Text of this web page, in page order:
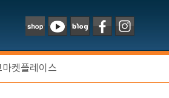
마켓플레이스